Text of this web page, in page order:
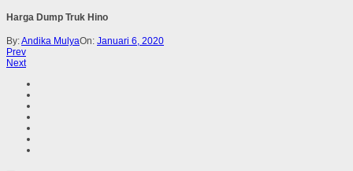
Harga Dump Truk Hino
By:Andika MulyaOn: Januari 6, 2020
Prev
Next